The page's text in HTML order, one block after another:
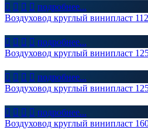
    подробнее...
Воздуховод круглый винипласт
    подробнее...
Воздуховод круглый винипласт
    подробнее...
Воздуховод круглый винипласт
    подробнее...
Воздуховод круглый винипласт